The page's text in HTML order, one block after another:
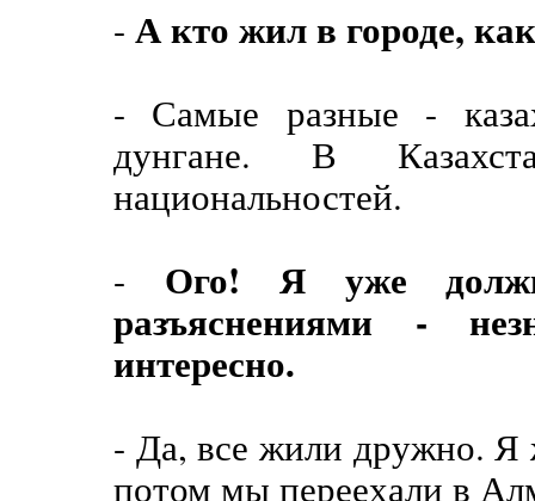
- А кто жил в городе,
- Самые разные -
дунгане. В
национальностей.
- Ого! Я уже
разъяснениями -
интересно.
- Да, все жили дружно. Я
потом мы переехали в